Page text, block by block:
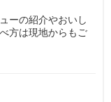
ーの紹介やおいし
方は現地からもご